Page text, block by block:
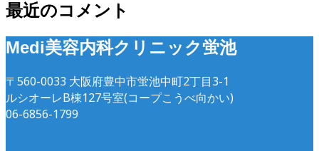
最近のコメント
Medi美容内科クリニック蛍池
〒560-0033 大阪府豊中市蛍池中町2丁目3-1
ルシオーレB棟127号室(コープこうべ向かい)
06-6856-1799